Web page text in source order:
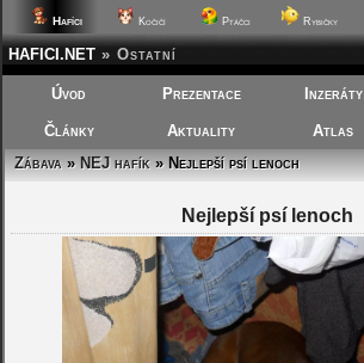
Hafíci Kočičí Ptáčci Rybičky
HAFICI.NET » Ostatní
Úvod Prezentace Inzeráty
Články Aktuality Atlas
Zábava»NEJ hafík» Nejlepší psí lenoch
Nejlepší psí lenoch